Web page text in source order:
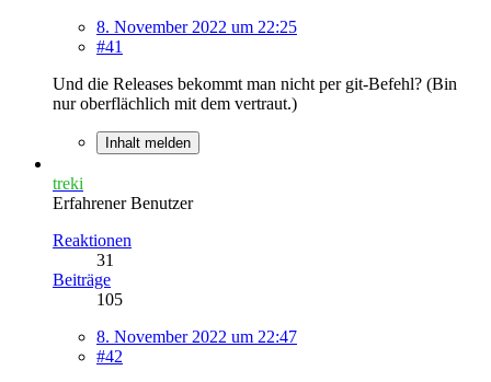
8. November 2022 um 22:25
#41
Und die Releases bekommt man nicht per git-Befehl? (Bin
nur oberflächlich mit dem vertraut.)
Inhalt melden
treki
Erfahrener Benutzer
Reaktionen
31
Beiträge
105
8. November 2022 um 22:47
#42